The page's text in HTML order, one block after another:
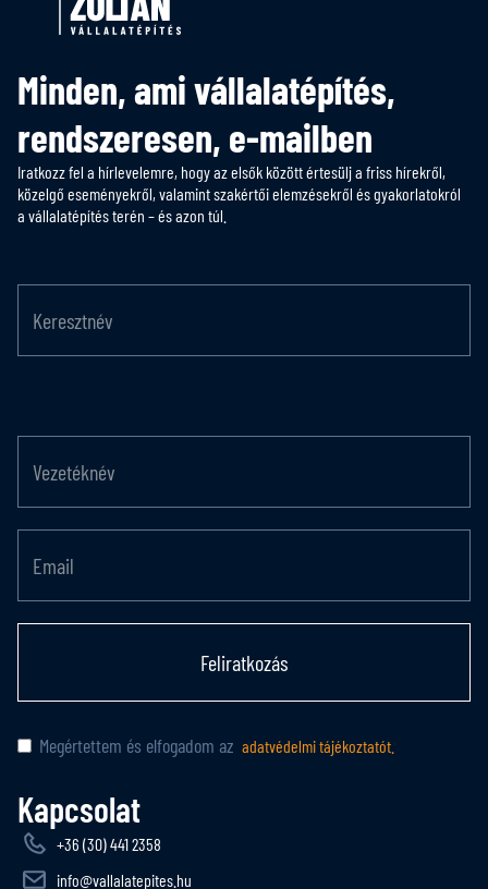
Minden, ami vállalatépítés,
rendszeresen, e-mailben
Iratkozz fel a hírlevelemre, hogy az elsők között értesülj a friss hírekről,
közelgő eseményekről, valamint szakértői elemzésekről és gyakorlatokról
a vállalatépítés terén – és azon túl.
Feliratkozás
Megértettem és elfogadom az adatvédelmi tájékoztatót.
Kapcsolat
+36 (30) 441 2358
info@vallalatepites.hu